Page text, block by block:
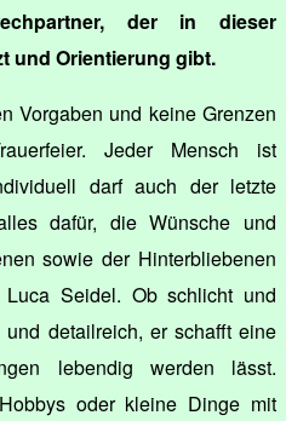
der in dieser
und Orientierung gibt.
Vorgaben und keine Grenzen
Jeder Mensch ist
darf auch der letzte
dafür, die Wünsche und
sowie der Hinterbliebenen
Luca Seidel. Ob schlicht und
detailreich, er schafft eine
lebendig werden lässt.
oder kleine Dinge mit